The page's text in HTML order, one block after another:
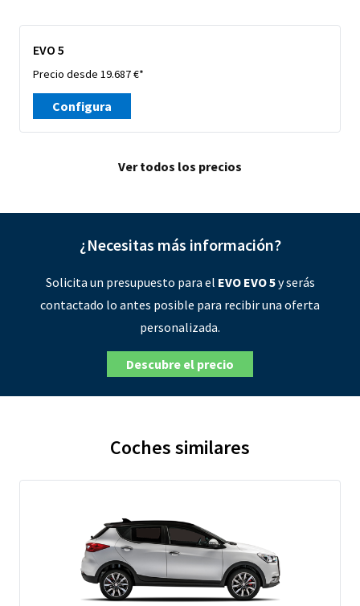
EVO 5
Precio desde 19.687 €*
Configura
Ver todos los precios
¿Necesitas más información?
Solicita un presupuesto para el EVO EVO 5y serás
contactado lo antes posible para recibir una oferta
personalizada.
Descubre el precio
Coches similares